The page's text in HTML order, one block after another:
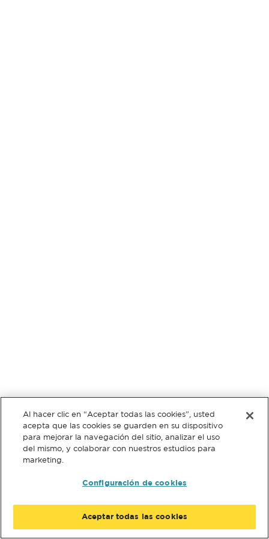
Al hacer clic en “Aceptar todas las cookies”, usted
acepta que las cookies se guarden en su dispositivo
para mejorar la navegación del sitio, analizar el uso
del mismo, y colaborar con nuestros estudios para
marketing.
Configuración de cookies
Aceptar todas las cookies